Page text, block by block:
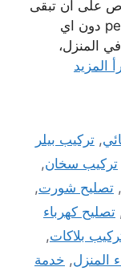
على ان تبقى
كهرباء المنزل تعمل بشكل ممتاز perfect دون اي
المنزل،
المزيد
,تركيب بيلر
تركيب سخان,
, تصليح شورت,
تصليح كهرباء
بلاكات,
المنزل, خدمة